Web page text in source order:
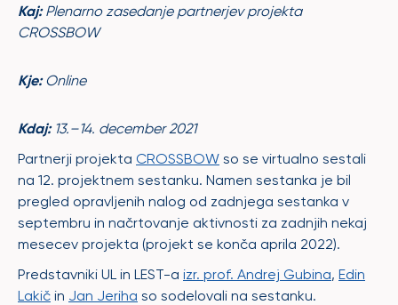
Kaj:Plenarno zasedanje partnerjev projekta
CROSSBOW
Kje:Online
Kdaj:13.–14. december 2021
Partnerji projekta CROSSBOW so se virtualno sestali
na 12. projektnem sestanku. Namen sestanka je bil
pregled opravljenih nalog od zadnjega sestanka v
septembru in načrtovanje aktivnosti za zadnjih nekaj
mesecev projekta (projekt se konča aprila 2022).
Predstavniki UL in LEST-a izr. prof. Andrej Gubina, Edin
Lakič in Jan Jeriha so sodelovali na sestanku.